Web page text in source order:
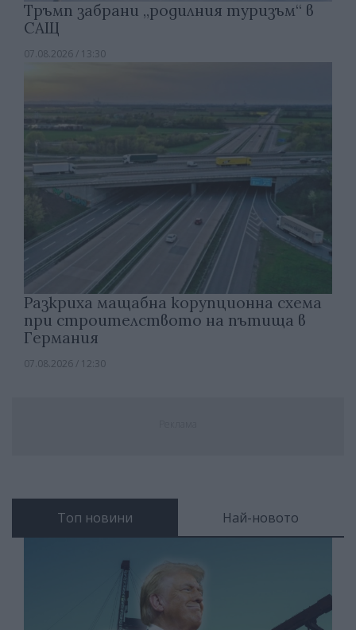
Тръмп забрани „родилния туризъм“ в
САЩ
07.08.2026 / 13:30
Разкриха мащабна корупционна схема
при строителството на пътища в
Германия
07.08.2026 / 12:30
Топ новини Най-новото